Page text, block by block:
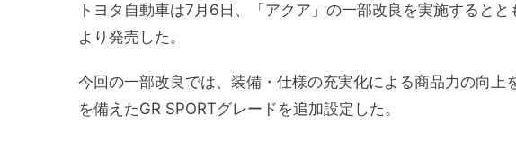
トヨタ自動車は7月6日、「アクア」の一部改良を実施すると
より発売した。
今回の一部改良では、装備・仕様の充実化による商品力の向上
を備えたGR SPORTグレードを追加設定した。